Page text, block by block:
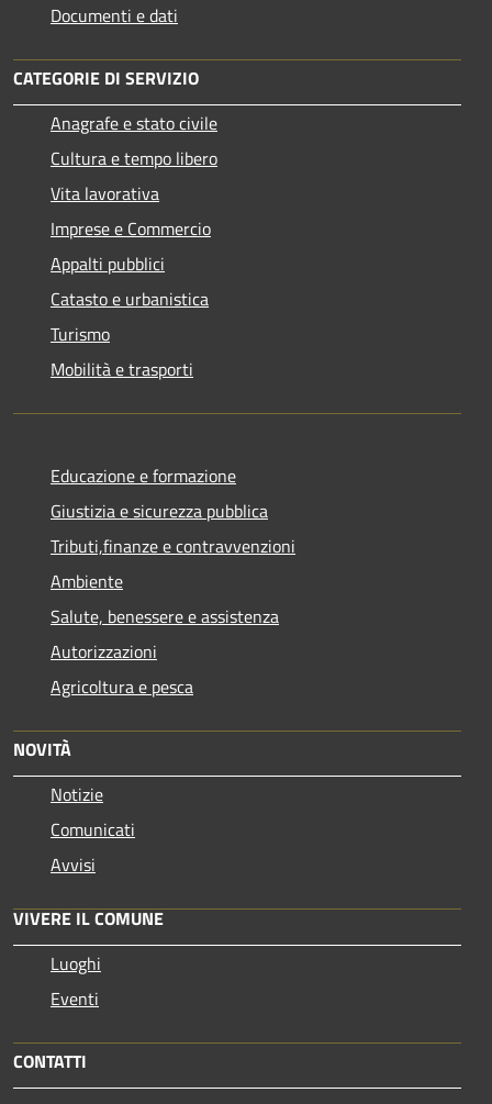
Documenti e dati
CATEGORIE DI SERVIZIO
Anagrafe e stato civile
Cultura e tempo libero
Vita lavorativa
Imprese e Commercio
Appalti pubblici
Catasto e urbanistica
Turismo
Mobilità e trasporti
Educazione e formazione
Giustizia e sicurezza pubblica
Tributi,finanze e contravvenzioni
Ambiente
Salute, benessere e assistenza
Autorizzazioni
Agricoltura e pesca
NOVITÀ
Notizie
Comunicati
Avvisi
VIVERE IL COMUNE
Luoghi
Eventi
CONTATTI